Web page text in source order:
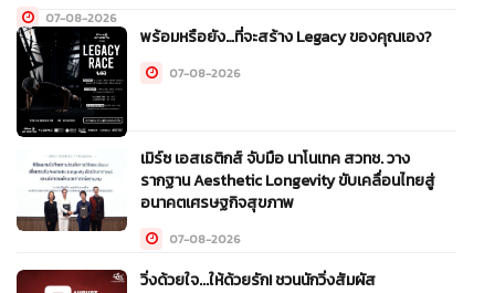
07-08-2026
พร้อมหรือยัง…ที่จะสร้าง Legacy ของคุณเอง?
07-08-2026
เมิร์ซ เอสเธติกส์ จับมือ นาโนเทค สวทช. วาง
รากฐาน Aesthetic Longevity ขับเคลื่อนไทยสู่
อนาคตเศรษฐกิจสุขภาพ
07-08-2026
วิ่งด้วยใจ...ให้ด้วยรัก! ชวนนักวิ่งสัมผัส